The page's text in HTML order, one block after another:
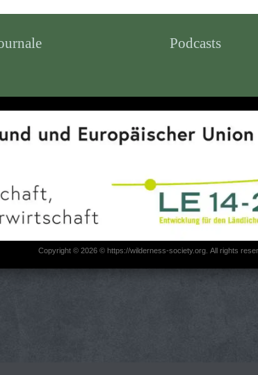
Podcasts
Copyright © 2026 © https://wilderness-society.org. All rights